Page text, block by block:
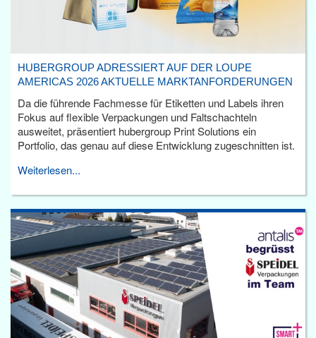
HUBERGROUP ADRESSIERT AUF DER LOUPE
AMERICAS 2026 AKTUELLE MARKTANFORDERUNGEN
Da die führende Fachmesse für Etiketten und Labels ihren
Fokus auf flexible Verpackungen und Faltschachteln
ausweitet, präsentiert hubergroup Print Solutions ein
Portfolio, das genau auf diese Entwicklung zugeschnitten ist.
Weiterlesen...